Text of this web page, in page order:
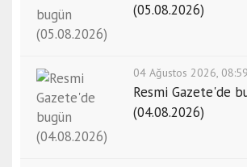
(05.08.2026)
04 Ağustos 2026, 08:59
Resmi Gazete'de
(04.08.2026)